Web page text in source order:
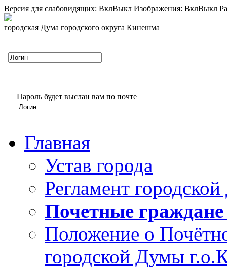
Версия для слабовидящих: ВклВыкл Изображения: ВклВыкл
городская Дума городского округа Кинешма
Пароль будет выслан вам по почте
Главная
Устав города
Регламент
Почетные
Положение о
городской Думы